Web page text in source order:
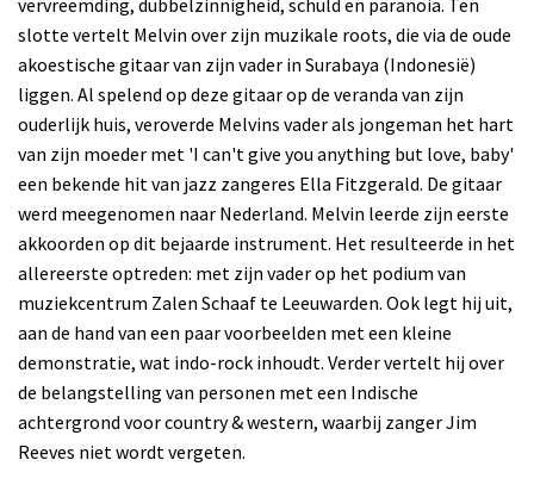
slotte vertelt Melvin over zijn muzikale roots, die via de oude
akoestische gitaar van zijn vader in Surabaya (Indonesië)
liggen. Al spelend op deze gitaar op de veranda van zijn
ouderlijk huis, veroverde Melvins vader als jongeman het hart
van zijn moeder met 'I can't give you anything but love, baby'
een bekende hit van jazz zangeres Ella Fitzgerald. De gitaar
werd meegenomen naar Nederland. Melvin leerde zijn eerste
akkoorden op dit bejaarde instrument. Het resulteerde in het
allereerste optreden: met zijn vader op het podium van
muziekcentrum Zalen Schaaf te Leeuwarden. Ook legt hij uit,
aan de hand van een paar voorbeelden met een kleine
demonstratie, wat indo-rock inhoudt. Verder vertelt hij over
de belangstelling van personen met een Indische
achtergrond voor country & western, waarbij zanger Jim
Reeves niet wordt vergeten.